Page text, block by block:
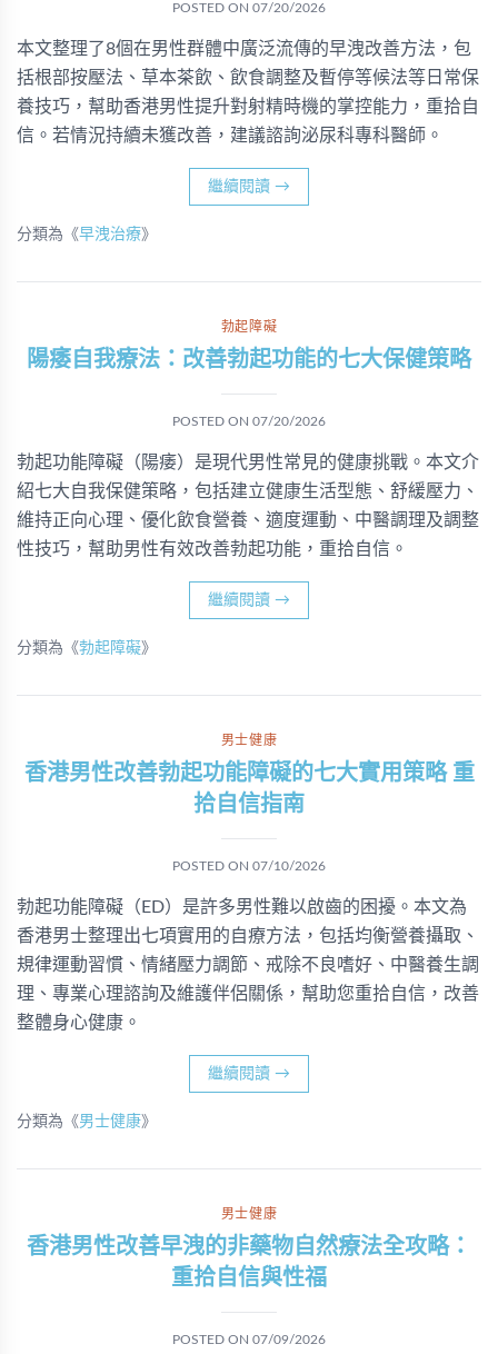
POSTED ON 07/20/2026
本文整理了8個在男性群體中廣泛流傳的早洩改善方法，包
括根部按壓法、草本茶飲、飲食調整及暫停等候法等日常保
養技巧，幫助香港男性提升對射精時機的掌控能力，重拾自
信。若情況持續未獲改善，建議諮詢泌尿科專科醫師。
繼續閱讀 →
分類為《早洩治療》
勃起障礙
陽痿自我療法：改善勃起功能的七大保健策略
POSTED ON 07/20/2026
勃起功能障礙（陽痿）是現代男性常見的健康挑戰。本文介
紹七大自我保健策略，包括建立健康生活型態、舒緩壓力、
維持正向心理、優化飲食營養、適度運動、中醫調理及調整
性技巧，幫助男性有效改善勃起功能，重拾自信。
繼續閱讀 →
分類為《勃起障礙》
男士健康
香港男性改善勃起功能障礙的七大實用策略 重
拾自信指南
POSTED ON 07/10/2026
勃起功能障礙（ED）是許多男性難以啟齒的困擾。本文為
香港男士整理出七項實用的自療方法，包括均衡營養攝取、
規律運動習慣、情緒壓力調節、戒除不良嗜好、中醫養生調
理、專業心理諮詢及維護伴侶關係，幫助您重拾自信，改善
整體身心健康。
繼續閱讀 →
分類為《男士健康》
男士健康
香港男性改善早洩的非藥物自然療法全攻略：
重拾自信與性福
POSTED ON 07/09/2026